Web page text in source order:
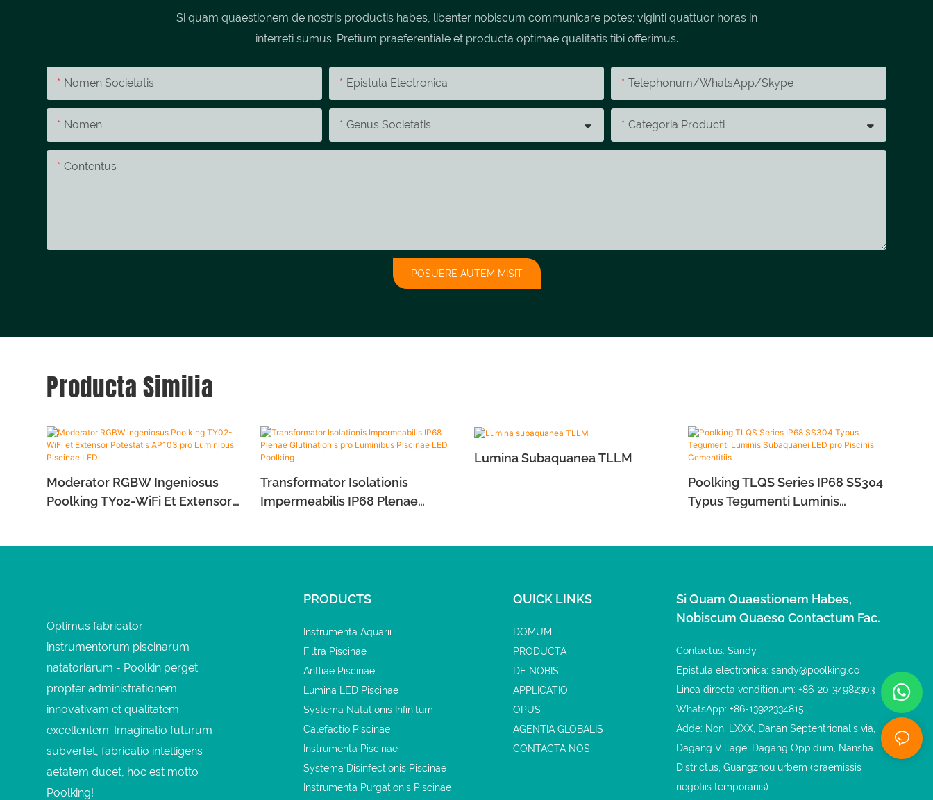
Si quam quaestionem de nostris productis habes, libenter nobiscum communicare potes; viginti quattuor horas in
interreti sumus. Pretium praeferentiale et producta optimae qualitatis tibi offerimus.
Nomen Societatis Epistula Electronica Telephonum/whatsApp/skype
Nomen Genus Societatis Categoria Producti
Contentus
POSUERE AUTEM MISIT
Producta Similia
Moderator RGBW Ingeniosus
Poolking TY02-WiFi Et Extensor
Transformator Isolationis
Impermeabilis IP68 Plenae
Lumina Subaquanea TLLM
Poolking TLQS Series IP68 SS304
Typus Tegumenti Luminis
Optimus fabricator
instrumentorum piscinarum
natatoriarum - Poolkin perget
propter administrationem
innovativam et qualitatem
excellentem. Imaginatio futurum
subvertet, fabricatio intelligens
aetatem ducet, hoc est motto
Poolking!
PRODUCTS
Instrumenta Aquarii
Filtra Piscinae
Antliae Piscinae
Lumina LED Piscinae
Systema Natationis Infinitum
Calefactio Piscinae
Instrumenta Piscinae
Systema Disinfectionis Piscinae
Instrumenta Purgationis Piscinae
QUICK LINKS
DOMUM
PRODUCTA
DE NOBIS
APPLICATIO
OPUS
AGENTIA GLOBALIS
CONTACTA NOS
Si Quam Quaestionem Habes,
Nobiscum Quaeso Contactum Fac.
Contactus: Sandy
Epistula electronica:sandy@poolking.co
Linea directa venditionum: +86-20-34982303
WhatsApp: +86-13922334815
Adde: Non. LXXX, Danan Septentrionalis via,
Dagang Village, Dagang Oppidum, Nansha
Districtus, Guangzhou urbem (praemissis
negotiis temporariis)